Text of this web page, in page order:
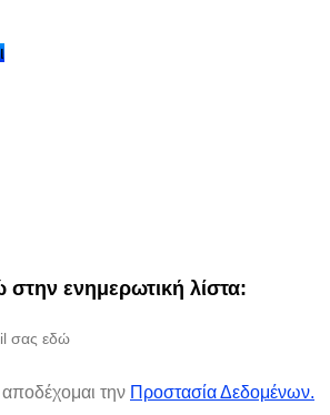
ενημερωτική λίστα:
την Προστασία Δεδομένων.